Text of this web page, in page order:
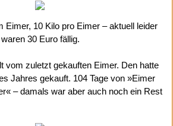
Eimer, 10 Kilo pro Eimer – aktuell leider
30 Euro fällig.
vom zuletzt gekauften Eimer. Den hatte
Jahres gekauft. 104 Tage von »Eimer
– damals war aber auch noch ein Rest